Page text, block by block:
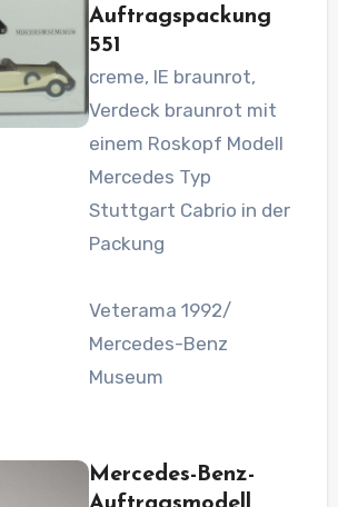
Auftragspackung
551
creme, IE braunrot,
Verdeck braunrot mit
einem Roskopf Modell
Mercedes Typ
Stuttgart Cabrio in der
Packung
Veterama 1992/
Mercedes-Benz
Museum
Mercedes-Benz-